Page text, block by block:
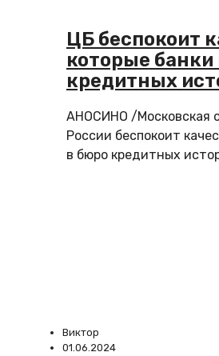
ЦБ беспокоит
которые
кредитных
АНОСИНО /Московская
России беспокоит
в бюро кредитных
Виктор
01.06.2024